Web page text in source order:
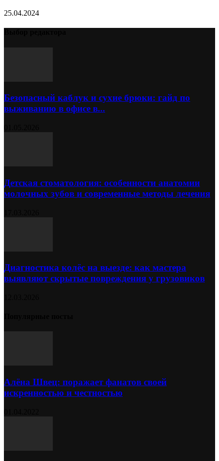
25.04.2024
Безопасный каблук и сухие брюки: гайд по
выживанию в офисе в...
Детская стоматология: особенности анатомии
молочных зубов и современные методы лечения
Диагностика колёс на выезде: как мастера
выявляют скрытые повреждения у грузовиков
Алёна Швец: поражает фанатов своей
искренностью и честностью